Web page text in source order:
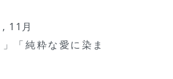
11月
「純粋な愛に染ま